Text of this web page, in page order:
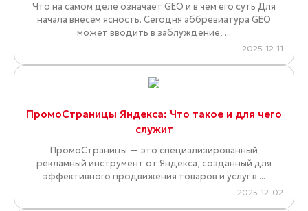
Что на самом деле означает GEO и в чем его суть Для
начала внесём ясность. Сегодня аббревиатура GEO
может вводить в заблуждение, ...
2025-12-11
ПромоСтраницы Яндекса: Что такое и для чего
служит
ПромоСтраницы — это специализированный
рекламный инструмент от Яндекса, созданный для
эффективного продвижения товаров и услуг в ...
2025-12-02